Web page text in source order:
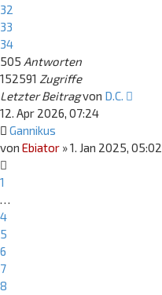
32
33
34
505 Antworten
152591 Zugriffe
Letzter Beitragvon D.C.
12. Apr 2026, 07:24
Gannikus
von Ebiator »1. Jan 2025, 05:02
1
…
4
5
6
7
8